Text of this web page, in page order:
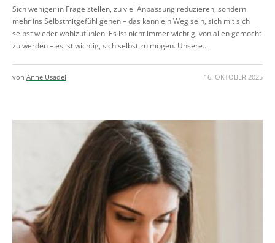
Sich weniger in Frage stellen, zu viel Anpassung reduzieren, sondern
mehr ins Selbstmitgefühl gehen – das kann ein Weg sein, sich mit sich
selbst wieder wohlzufühlen. Es ist nicht immer wichtig, von allen gemocht
zu werden – es ist wichtig, sich selbst zu mögen. Unsere...
16. OKTOBER 2025
von Anne Usadel